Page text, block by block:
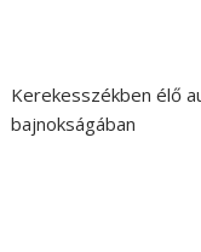
Kerekesszékben élő
bajnokságában